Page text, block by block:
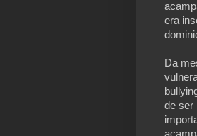
era
Da
de ser